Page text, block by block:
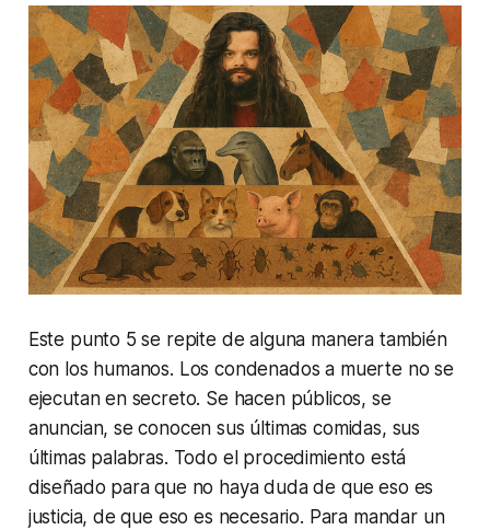
Este punto 5 se repite de alguna manera también
con los humanos. Los condenados a muerte no se
ejecutan en secreto. Se hacen públicos, se
anuncian, se conocen sus últimas comidas, sus
últimas palabras. Todo el procedimiento está
diseñado para que no haya duda de que eso es
justicia, de que eso es necesario. Para mandar un